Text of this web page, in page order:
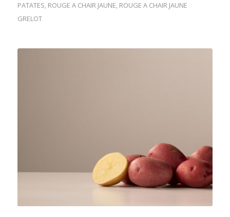
PATATES, ROUGE A CHAIR JAUNE, ROUGE A CHAIR JAUNE
GRELOT